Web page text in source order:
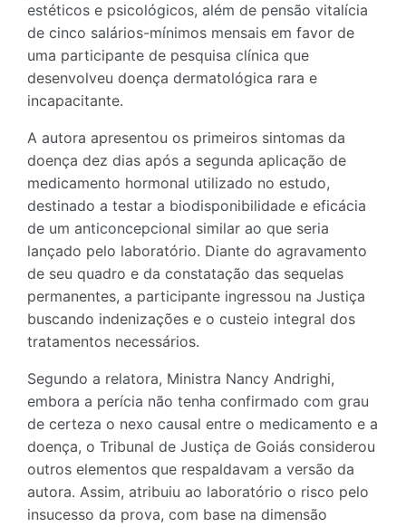
estéticos e psicológicos, além de pensão vitalícia
de cinco salários-mínimos mensais em favor de
uma participante de pesquisa clínica que
desenvolveu doença dermatológica rara e
incapacitante.
A autora apresentou os primeiros sintomas da
doença dez dias após a segunda aplicação de
medicamento hormonal utilizado no estudo,
destinado a testar a biodisponibilidade e eficácia
de um anticoncepcional similar ao que seria
lançado pelo laboratório. Diante do agravamento
de seu quadro e da constatação das sequelas
permanentes, a participante ingressou na Justiça
buscando indenizações e o custeio integral dos
tratamentos necessários.
Segundo a relatora, Ministra Nancy Andrighi,
embora a perícia não tenha confirmado com grau
de certeza o nexo causal entre o medicamento e a
doença, o Tribunal de Justiça de Goiás considerou
outros elementos que respaldavam a versão da
autora. Assim, atribuiu ao laboratório o risco pelo
insucesso da prova, com base na dimensão